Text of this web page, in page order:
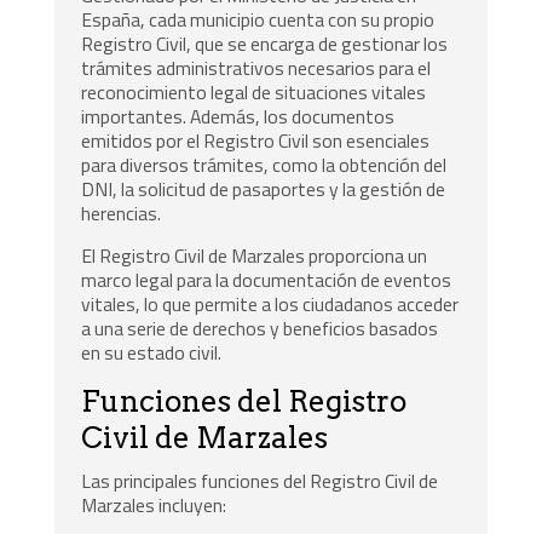
España, cada municipio cuenta con su propio
Registro Civil, que se encarga de gestionar los
trámites administrativos necesarios para el
reconocimiento legal de situaciones vitales
importantes. Además, los documentos
emitidos por el Registro Civil son esenciales
para diversos trámites, como la obtención del
DNI, la solicitud de pasaportes y la gestión de
herencias.
El Registro Civil de Marzales proporciona un
marco legal para la documentación de eventos
vitales, lo que permite a los ciudadanos acceder
a una serie de derechos y beneficios basados
en su estado civil.
Funciones del Registro
Civil de Marzales
Las principales funciones del Registro Civil de
Marzales incluyen: